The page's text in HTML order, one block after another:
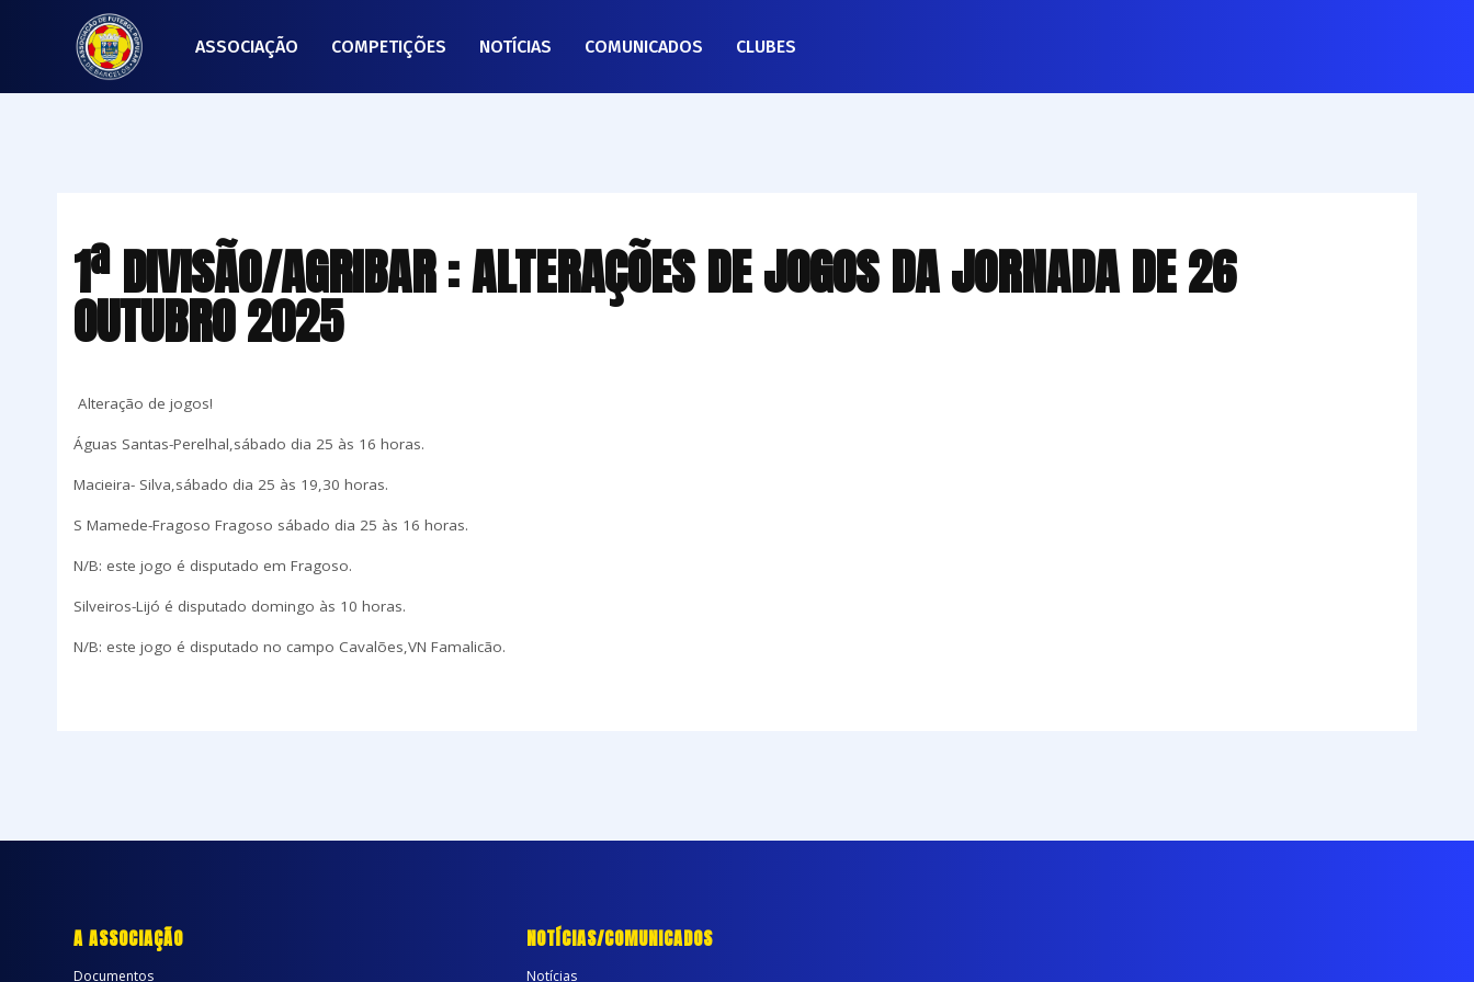
ASSOCIAÇÃO COMPETIÇÕES NOTÍCIAS COMUNICADOS CLUBES
1ª DIVISÃO/AGRIBAR : ALTERAÇÕES DE JOGOS DA JORNADA DE 26
OUTUBRO 2025
Alteração de jogos!
Águas Santas-Perelhal,sábado dia 25 às 16 horas.
Macieira- Silva,sábado dia 25 às 19,30 horas.
S Mamede-Fragoso Fragoso sábado dia 25 às 16 horas.
N/B: este jogo é disputado em Fragoso.
Silveiros-Lijó é disputado domingo às 10 horas.
N/B: este jogo é disputado no campo Cavalões,VN Famalicão.
A ASSOCIAÇÃO
Documentos
NOTÍCIAS/COMUNICADOS
Notícias